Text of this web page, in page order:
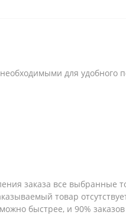
для удобного
заказа все выбранные
товар
быстрее, и 90%